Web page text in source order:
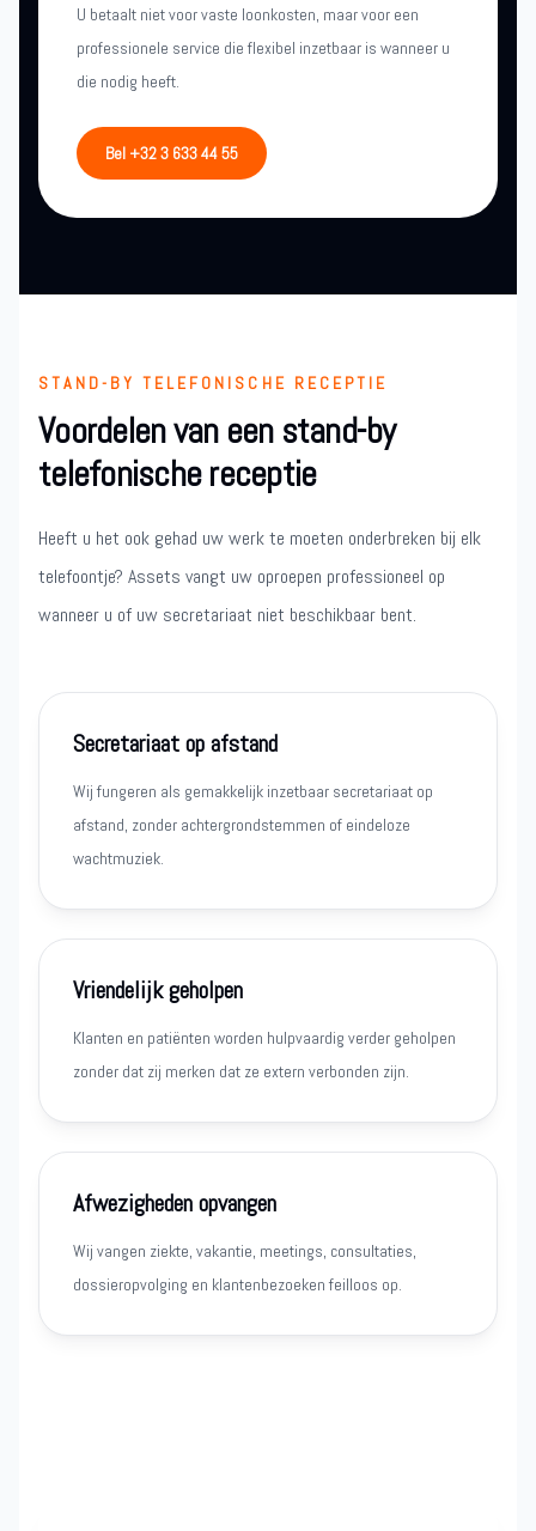
U betaalt niet voor vaste loonkosten, maar voor een
professionele service die flexibel inzetbaar is wanneer u
die nodig heeft.
Bel +32 3 633 44 55
STAND-BY TELEFONISCHE RECEPTIE
Voordelen van een stand-by
telefonische receptie
Heeft u het ook gehad uw werk te moeten onderbreken bij elk
telefoontje? Assets vangt uw oproepen professioneel op
wanneer u of uw secretariaat niet beschikbaar bent.
Secretariaat op afstand
Wij fungeren als gemakkelijk inzetbaar secretariaat op
afstand, zonder achtergrondstemmen of eindeloze
wachtmuziek.
Vriendelijk geholpen
Klanten en patiënten worden hulpvaardig verder geholpen
zonder dat zij merken dat ze extern verbonden zijn.
Afwezigheden opvangen
Wij vangen ziekte, vakantie, meetings, consultaties,
dossieropvolging en klantenbezoeken feilloos op.